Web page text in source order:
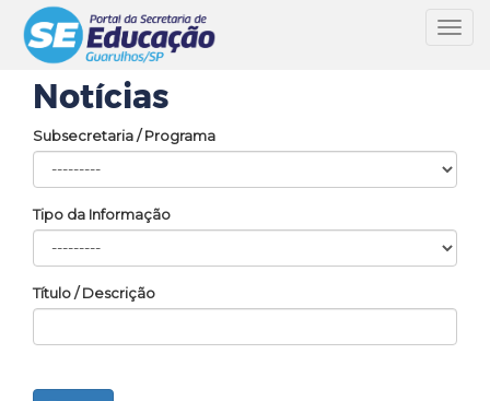
Notícias
Subsecretaria / Programa
Tipo da Informação
Título / Descrição